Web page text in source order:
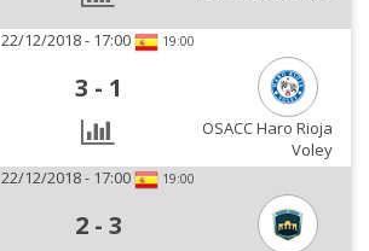
22/12/2018 - 17:00 19:00
3 - 1
OSACC Haro Rioja
Voley
22/12/2018 - 17:00
19:00
2 - 3